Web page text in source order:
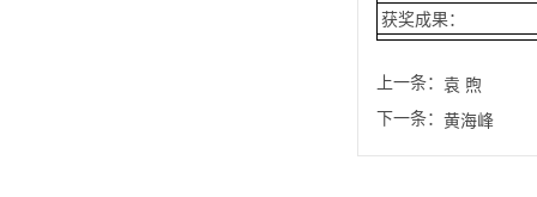
获奖成果：
上一条： 袁 煦
下一条： 黄海峰